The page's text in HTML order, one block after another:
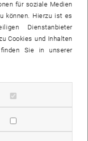
the innovative
and how the plant
für soziale Medien
können. Hierzu ist es
Dienstanbieter
Cookies und Inhalten
Sie in unserer
zulassen
Cookies zulassen